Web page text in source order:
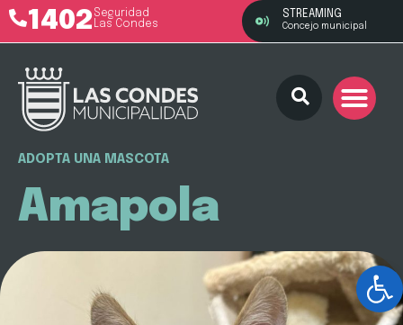
1402 Seguridad
Las Condes
STREAMING
Concejo municipal
ADOPTA UNA MASCOTA
Amapola